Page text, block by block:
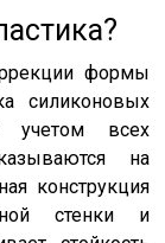
формы
силиконовых
учетом всех
на
конструкция
стенки и